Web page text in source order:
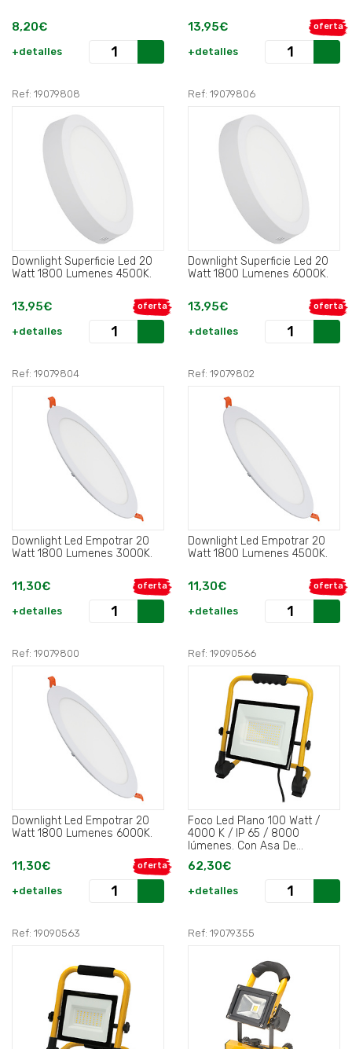
8,20€
+detalles
oferta
13,95€
+detalles
Ref: 19079808
Downlight Superficie Led 20
Watt 1800 Lumenes 4500K.
oferta
13,95€
+detalles
Ref: 19079806
Downlight Superficie Led 20
Watt 1800 Lumenes 6000K.
oferta
13,95€
+detalles
Ref: 19079804
Downlight Led Empotrar 20
Watt 1800 Lumenes 3000K.
oferta
11,30€
+detalles
Ref: 19079802
Downlight Led Empotrar 20
Watt 1800 Lumenes 4500K.
oferta
11,30€
+detalles
Ref: 19079800
Downlight Led Empotrar 20
Watt 1800 Lumenes 6000K.
oferta
11,30€
+detalles
Ref: 19090566
Foco Led Plano 100 Watt /
4000 K / IP 65 / 8000
lúmenes. Con Asa De
Transporte..
62,30€
+detalles
Ref: 19090563 Ref: 19079355